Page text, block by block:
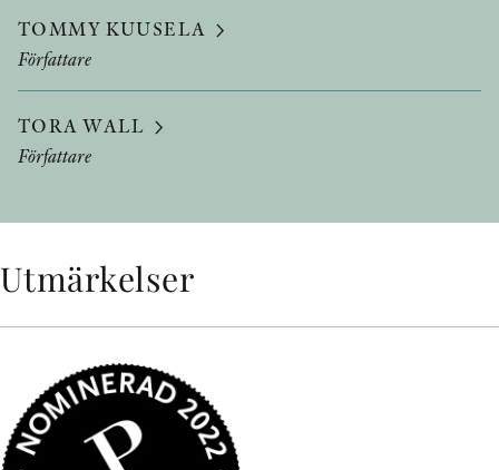
TOMMY KUUSELA
Författare
TORA WALL
Författare
Utmärkelser